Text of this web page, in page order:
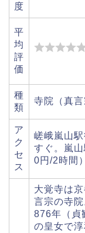
度
平
均
評
価
種
類
寺院（真言
ア
ク
セ
ス
嵯峨嵐山
すぐ。嵐
0円/2時間
大覚寺は
言宗の寺院
876年（貞
の皇女で